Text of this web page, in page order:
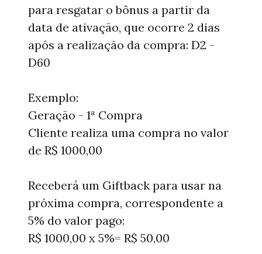
para resgatar o bônus a partir da
data de ativação, que ocorre 2 dias
após a realização da compra: D2 -
D60
Exemplo:
Geração - 1ª Compra
Cliente realiza uma compra no valor
de R$ 1000,00
Receberá um Giftback para usar na
próxima compra, correspondente a
5% do valor pago:
R$ 1000,00 x 5%= R$ 50,00